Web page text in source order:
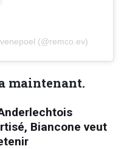
(@remco.ev)
maintenant.
Biancone veut